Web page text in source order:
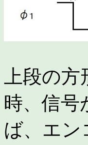
上段の
時、信号
ば、エン